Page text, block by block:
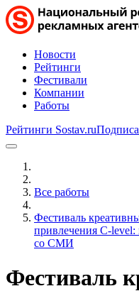
Новости
Рейтинги
Фестивали
Компании
Работы
Рейтинги Sostav.ru
Все работы
Фестиваль
привлечения C-level:
со СМИ
Фестиваль